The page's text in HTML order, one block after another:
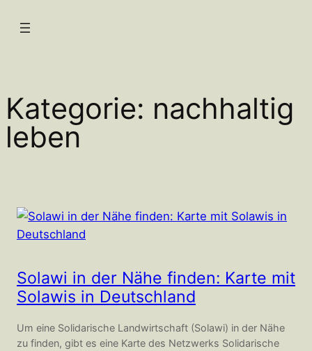
Inhalt
Kategorie: nachhaltig
leben
Solawi in der Nähe finden: Karte mit
Solawis in Deutschland
Um eine Solidarische Landwirtschaft (Solawi) in der Nähe
zu finden, gibt es eine Karte des Netzwerks Solidarische